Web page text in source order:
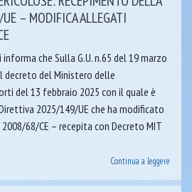
– MODIFICA ALLEGATI
che Sulla G.U. n.65 del 19 marzo
decreto del Ministero delle
del 13 febbraio 2025 con il quale è
2025/149/UE che ha modificato
68/CE – recepita con Decreto MIT
Continua a leggere